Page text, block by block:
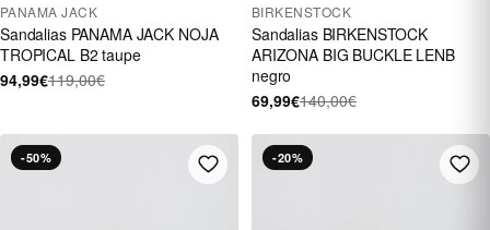
PANAMA JACK
Sandalias PANAMA JACK NOJA
TROPICAL B2 taupe
94,99€119,00€
BIRKENSTOCK
Sandalias BIRKENSTOCK
ARIZONA BIG BUCKLE LENB
negro
69,99€140,00€
-50% -20%